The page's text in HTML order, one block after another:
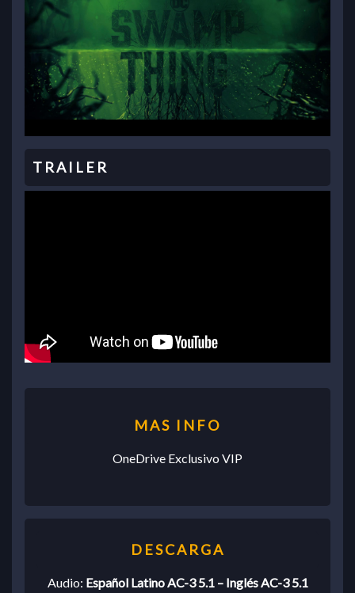
OneDrive Exclusivo VIP
Audio: Español Latino AC-3 5.1 – Inglés AC-3 5.1